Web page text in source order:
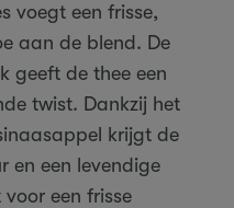
voegt een frisse,
aan de blend. De
geeft de thee een
twist. Dankzij het
krijgt de
en een levendige
een frisse